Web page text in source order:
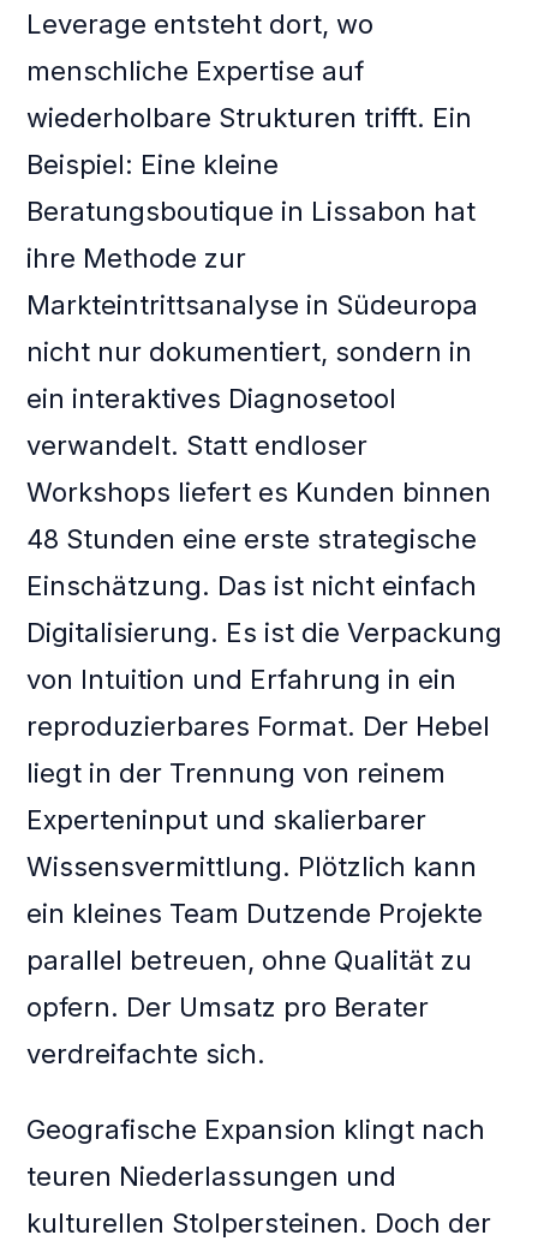
Leverage entsteht dort, wo
menschliche Expertise auf
wiederholbare Strukturen trifft. Ein
Beispiel: Eine kleine
Beratungsboutique in Lissabon hat
ihre Methode zur
Markteintrittsanalyse in Südeuropa
nicht nur dokumentiert, sondern in
ein interaktives Diagnosetool
verwandelt. Statt endloser
Workshops liefert es Kunden binnen
48 Stunden eine erste strategische
Einschätzung. Das ist nicht einfach
Digitalisierung. Es ist die Verpackung
von Intuition und Erfahrung in ein
reproduzierbares Format. Der Hebel
liegt in der Trennung von reinem
Experteninput und skalierbarer
Wissensvermittlung. Plötzlich kann
ein kleines Team Dutzende Projekte
parallel betreuen, ohne Qualität zu
opfern. Der Umsatz pro Berater
verdreifachte sich.
Geografische Expansion klingt nach
teuren Niederlassungen und
kulturellen Stolpersteinen. Doch der